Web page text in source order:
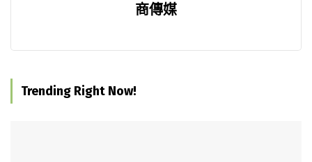
商傳媒
Trending Right Now!